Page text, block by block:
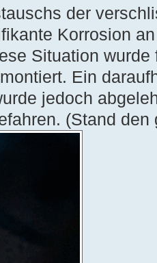
der
Korrosion
Situation
Ein
jedoch
(Stand